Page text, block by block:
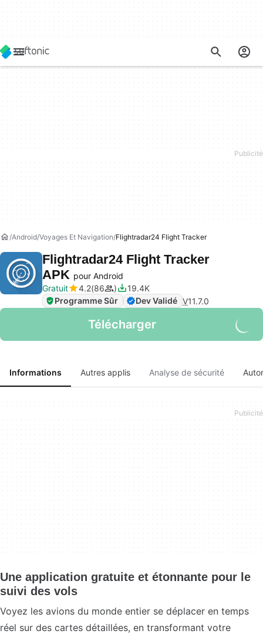
Android Voyages Et Navigation Flightradar24 Flight Tracker
Flightradar24 Flight Tracker
APK pour Android
Gratuit
4.2 86
19.4K
Programme Sûr
Dev Validé V11.7.0
Télécharger
Informations Autres applis Analyse de sécurité
Une application gratuite et étonnante pour le
suivi des vols
Voyez les avions du monde entier se déplacer en temps
réel sur des cartes détaillées, en transformant votre